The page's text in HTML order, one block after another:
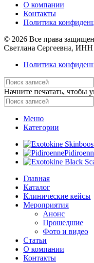
О компании
Контакты
Политика
© 2026 Все права
Светлана Сергеевна, ИНН
Политика
Начните печатать, чтобы
Меню
Категории
Главная
Каталог
Клинические кейсы
Мероприятия
Анонс
Прошедшие
Фото и видео
Статьи
О компании
Контакты